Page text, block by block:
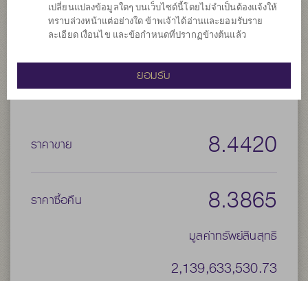
ประเภทกองทุน กองทุนที่ลงทุนในต่างประเทศ
ประเภทกองทุนย่อย เน้นลงทุนในตราสารทุน
วันที่ 19 มี.ค. 2556
ราคาขาย 8.4420
ราคาซื้อคืน 8.3865
มูลค่าทรัพย์สินสุทธิ
2,139,633,530.73
เปลี่ยนแปลงข้อมูลใดๆ บนเว็บไซด์นี้โดยไม่จำเป็นต้องแจ้งให้
ทราบล่วงหน้าแต่อย่างใด ข้าพเจ้าได้อ่านและยอมรับราย
ละเอียด เงื่อนไข และข้อกำหนดที่ปรากฏข้างต้นแล้ว
ยอมรับ